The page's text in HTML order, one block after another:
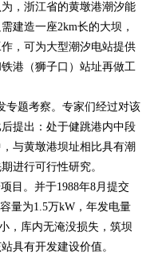
，浙江省的黄墩港潮汐能
建造一座2km长的大坝，
，可为大型潮汐电站提供
港（狮子口）站址再做工
专题考察。专家们经过对该
提出：处于健跳港内中段
与黄墩港坝址相比具有潮
进行可行性研究。
目。并于1988年8月提交
量为1.5万kW，年发电量
，库内无淹没损失，筑坝
具有开发建设价值。